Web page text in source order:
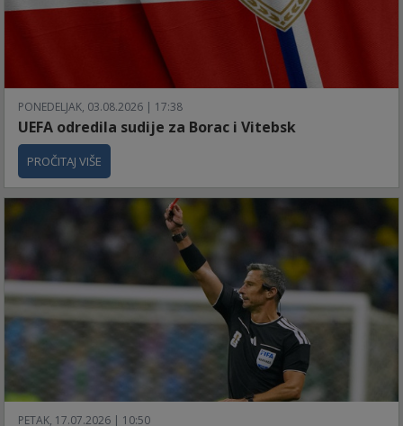
PONEDELJAK, 03.08.2026 | 17:38
UEFA odredila sudije za Borac i Vitebsk
PROČITAJ VIŠE
PETAK, 17.07.2026 | 10:50